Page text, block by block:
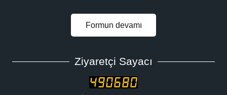
Formun devamı
Ziyaretçi Sayacı